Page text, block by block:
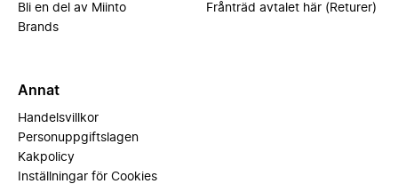
Bli en del av Miinto
Brands
Frånträd avtalet här (Returer)
Annat
Handelsvillkor
Personuppgiftslagen
Kakpolicy
Inställningar för Cookies